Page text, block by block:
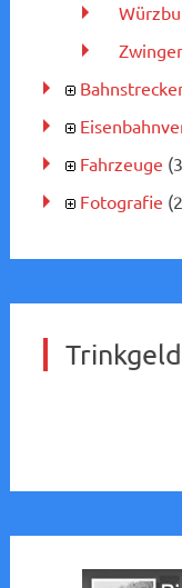
Fahrzeuge
Fotografie
Trinkgeld